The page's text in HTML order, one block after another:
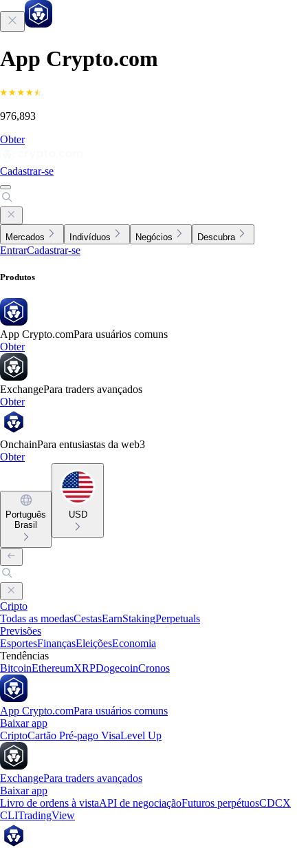
App Crypto.com
976,893
Obter
Cadastrar-se
Mercados Indivíduos Negócios Descubra
EntrarCadastrar-se
Produtos
App Crypto.comPara usuários comuns
Obter
ExchangePara traders avançados
Obter
OnchainPara entusiastas da web3
Obter
Português
Brasil
USD
Cripto
Todas as moedasCestasEarnStakingPerpetuals
Previsões
EsportesFinançasEleiçõesEconomia
Tendências
BitcoinEthereumXRPDogecoinCronos
App Crypto.comPara usuários comuns
Baixar app
CriptoCartão Pré-pago VisaLevel Up
ExchangePara traders avançados
Baixar app
Livro de ordens à vistaAPI de negociaçãoFuturos perpétuosCDCX
CLITradingView